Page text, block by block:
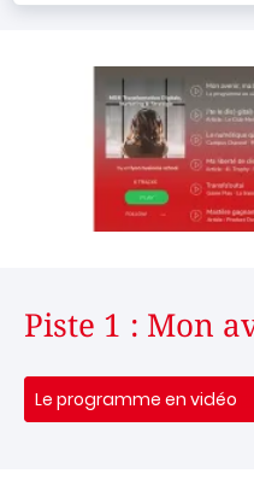
Piste 1 : Mon
Le programme en vidéo